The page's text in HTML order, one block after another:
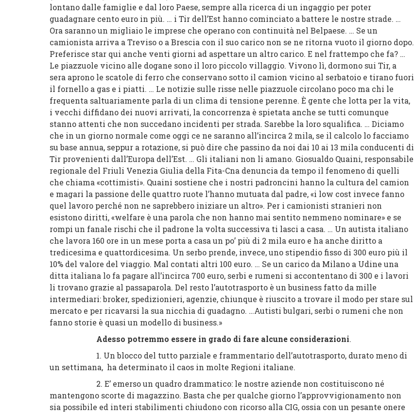
lontano dalle famiglie e dal loro Paese, sempre alla ricerca di un ingaggio per poter
guadagnare cento euro in più. … i Tir dell’Est hanno cominciato a battere le nostre strade. …
Ora saranno un migliaio le imprese che operano con continuità nel Belpaese. … Se un
camionista arriva a Treviso o a Brescia con il suo carico non se ne ritorna vuoto il giorno dopo.
Preferisce star qui anche venti giorni ad aspettare un altro carico. E nel frattempo che fa? …
Le piazzuole vicino alle dogane sono il loro piccolo villaggio. Vivono lì, dormono sui Tir, a
sera aprono le scatole di ferro che conservano sotto il camion vicino al serbatoio e tirano fuori
il fornello a gas e i piatti. … Le notizie sulle risse nelle piazzuole circolano poco ma chi le
frequenta saltuariamente parla di un clima di tensione perenne. È gente che lotta per la vita,
i vecchi diffidano dei nuovi arrivati, la concorrenza è spietata anche se tutti comunque
stanno attenti che non succedano incidenti per strada. Sarebbe la loro squalifica. … Diciamo
che in un giorno normale come oggi ce ne saranno all’incirca 2 mila, se il calcolo lo facciamo
su base annua, seppur a rotazione, si può dire che passino da noi dai 10 ai 13 mila conducenti di
Tir provenienti dall’Europa dell’Est. … Gli italiani non li amano. Giosualdo Quaini, responsabile
regionale del Friuli Venezia Giulia della Fita-Cna denuncia da tempo il fenomeno di quelli
che chiama «cottimisti». Quaini sostiene che i nostri padroncini hanno la cultura del camion
e magari la passione delle quattro ruote l’hanno mutuata dal padre, «i low cost invece fanno
quel lavoro perché non ne saprebbero iniziare un altro». Per i camionisti stranieri non
esistono diritti, «welfare è una parola che non hanno mai sentito nemmeno nominare» e se
rompi un fanale rischi che il padrone la volta successiva ti lasci a casa. … Un autista italiano
che lavora 160 ore in un mese porta a casa un po’ più di 2 mila euro e ha anche diritto a
tredicesima e quattordicesima. Un serbo prende, invece, uno stipendio fisso di 300 euro più il
10% del valore del viaggio. Mal contati altri 100 euro. … Se un carico da Milano a Udine una
ditta italiana lo fa pagare all’incirca 700 euro, serbi e rumeni si accontentano di 300 e i lavori
li trovano grazie al passaparola. Del resto l’autotrasporto è un business fatto da mille
intermediari: broker, spedizionieri, agenzie, chiunque è riuscito a trovare il modo per stare sul
mercato e per ricavarsi la sua nicchia di guadagno. …Autisti bulgari, serbi o rumeni che non
fanno storie è quasi un modello di business.»
Adesso potremmo essere in grado di fare alcune considerazioni.
1. Un blocco del tutto parziale e frammentario dell’autotrasporto, durato meno di
un settimana, ha determinato il caos in molte Regioni italiane.
2. E’ emerso un quadro drammatico: le nostre aziende non costituiscono né
mantengono scorte di magazzino. Basta che per qualche giorno l’approvvigionamento non
sia possibile ed interi stabilimenti chiudono con ricorso alla CIG, ossia con un pesante onere